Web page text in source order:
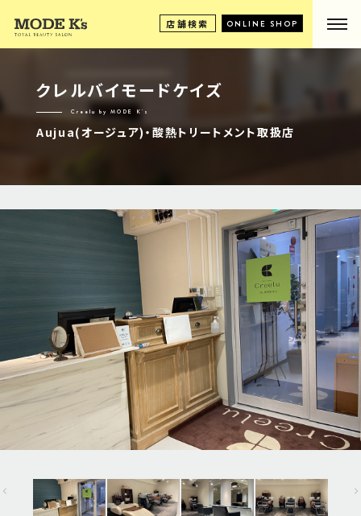
店舗検索
クレルバイモードケイズ
Creelu by MODE K's
Aujua(オージュア)・酸熱トリートメント取扱店
ONLINE SHOP